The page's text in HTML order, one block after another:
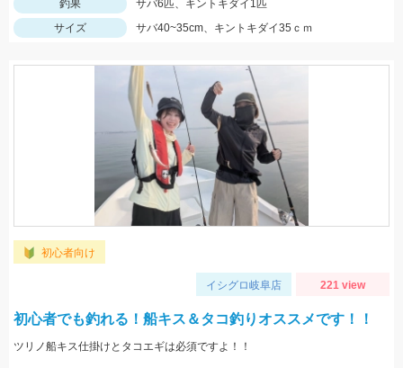
釣果
サバ6匹、キントキダイ1匹
サイズ
サバ40~35cm、キントキダイ35ｃｍ
初心者向け
イシグロ岐阜店 221 view
初心者でも釣れる！船キス＆タコ釣りオススメです！！
ツリノ船キス仕掛けとタコエギは必須ですよ！！